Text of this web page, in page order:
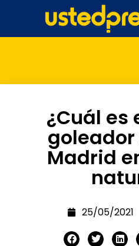
¿Cuál es
goleador
Madrid
25/05/2021